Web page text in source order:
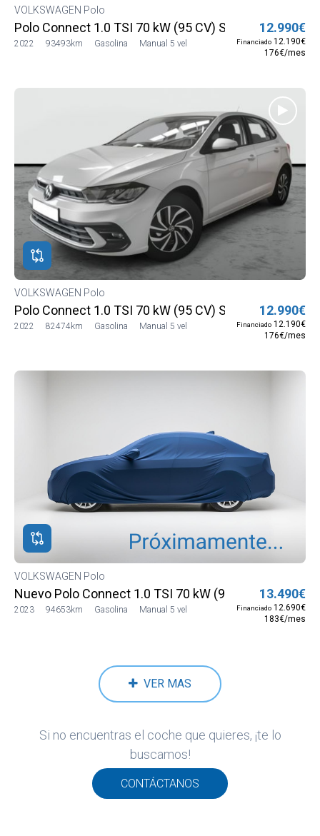
VOLKSWAGEN Polo
Polo Connect 1.0 TSI 70 kW (95 CV) SG5 (AE13LV12)
2022 93493km Gasolina Manual 5 vel
12.990€
Financiado 12.190€
176€/mes
VOLKSWAGEN Polo
Polo Connect 1.0 TSI 70 kW (95 CV) SG5 (AE13LV12)
2022 82474km Gasolina Manual 5 vel
12.990€
Financiado 12.190€
176€/mes
VOLKSWAGEN Polo
Nuevo Polo Connect 1.0 TSI 70 kW (95 CV) SG5
2023 94653km Gasolina Manual 5 vel
13.490€
Financiado 12.690€
183€/mes
VER MAS
Si no encuentras el coche que quieres, ¡te lo
buscamos!
CONTÁCTANOS